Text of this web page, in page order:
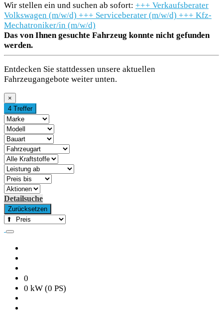
Wir stellen ein und suchen ab sofort: +++ Verkaufsberater
Volkswagen (m/w/d) +++ Serviceberater (m/w/d) +++ Kfz-
Mechatroniker/in (m/w/d)
Das von Ihnen gesuchte Fahrzeug konnte nicht gefunden
werden.
Entdecken Sie stattdessen unsere aktuellen
Fahrzeugangebote weiter unten.
×
4 Treffer
Detailsuche
Zurücksetzen
0
0 kW (0 PS)